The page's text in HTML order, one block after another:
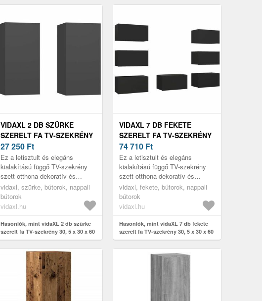
VIDAXL 2 DB SZÜRKE
SZERELT FA TV-SZEKRÉNY
30, 5 X 30 X 60 CM
27 250 Ft
Ez a letisztult és elegáns
kialakítású függő TV-szekrény
szett otthona dekoratív és
praktikus kiegészítője lesz.
vidaxl, szürke, bútorok, nappali
bútorok
vidaxl.hu
Hasonlók, mint vidaXL 2 db szürke
szerelt fa TV-szekrény 30, 5 x 30 x 60
cm
VIDAXL 7 DB FEKETE
SZERELT FA TV-SZEKRÉNY
30, 5 X 30 X 60 CM
74 710 Ft
Ez a letisztult és elegáns
kialakítású függő TV-szekrény
szett otthona dekoratív és
praktikus kiegészítője lesz.
vidaxl, fekete, bútorok, nappali
bútorok
vidaxl.hu
Hasonlók, mint vidaXL 7 db fekete
szerelt fa TV-szekrény 30, 5 x 30 x 60
cm